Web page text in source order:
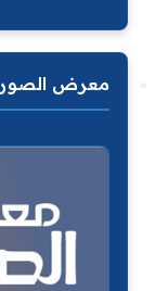
معرض الصور